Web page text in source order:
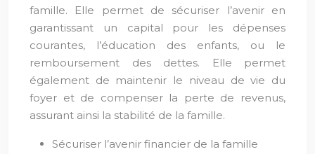
famille. Elle permet de sécuriser l’avenir en
garantissant un capital pour les dépenses
courantes, l’éducation des enfants, ou le
remboursement des dettes. Elle permet
également de maintenir le niveau de vie du
foyer et de compenser la perte de revenus,
assurant ainsi la stabilité de la famille.
Sécuriser l’avenir financier de la famille